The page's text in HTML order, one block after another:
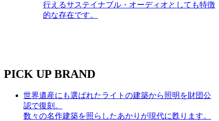
行えるサステイナブル・オーディオとしても特徴
的な存在です。
PICK UP BRAND
世界遺産にも選ばれたライトの建築から照明を財団公
認で復刻。
数々の名作建築を照らしたあかりが現代に甦ります。